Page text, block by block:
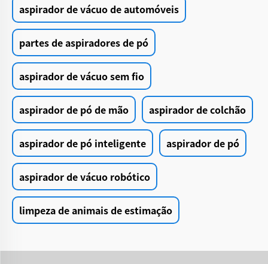
aspirador de vácuo de automóveis
partes de aspiradores de pó
aspirador de vácuo sem fio
aspirador de pó de mão aspirador de colchão
aspirador de pó inteligente aspirador de pó
aspirador de vácuo robótico
limpeza de animais de estimação